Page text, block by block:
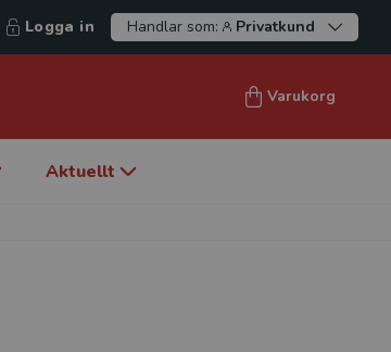
Logga in Handlar som: Privatkund
Varukorg
Aktuellt